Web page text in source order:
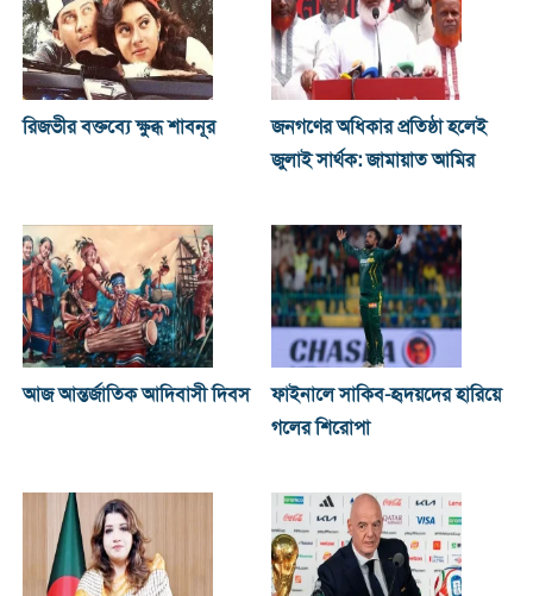
রিজভীর বক্তব্যে ক্ষুব্ধ শাবনূর
জনগণের অধিকার প্রতিষ্ঠা হলেই
জুলাই সার্থক: জামায়াত আমির
আজ আন্তর্জাতিক আদিবাসী দিবস
ফাইনালে সাকিব-হৃদয়দের হারিয়ে
গলের শিরোপা